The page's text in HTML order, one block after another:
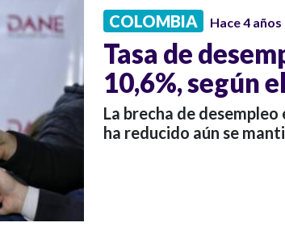
COLOMBIA Hace 4 años
Tasa de
10,6%, según
La brecha de
ha reducido aún se